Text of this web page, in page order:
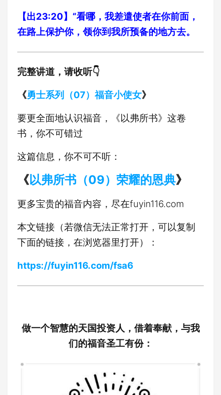
【出23:20】“看哪，我差遣使者在你前面，
在路上保护你，领你到我所预备的地方去。
完整讲道，请收听👇
《勇士系列（07）福音小使女》
要更全面地认识福音，《以弗所书》这卷
书，你不可错过
这篇信息，你不可不听：
《以弗所书（09）荣耀的恩典》
更多宝贵的福音内容，尽在fuyin116.com
本文链接（若微信无法正常打开，可以复制
下面的链接，在浏览器里打开）：
https://fuyin116.com/fsa6
做一个智慧的天国投资人，借着奉献，与我
们的福音圣工有份：